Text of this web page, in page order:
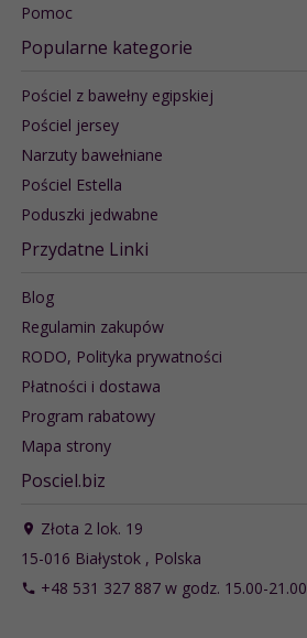
Pomoc
Popularne kategorie
Pościel z bawełny egipskiej
Pościel jersey
Narzuty bawełniane
Pościel Estella
Poduszki jedwabne
Przydatne Linki
Blog
Regulamin zakupów
RODO, Polityka prywatności
Płatności i dostawa
Program rabatowy
Mapa strony
Posciel.biz
Złota 2 lok. 19
15-016 Białystok , Polska
+48 531 327 887 w godz. 15.00-21.00